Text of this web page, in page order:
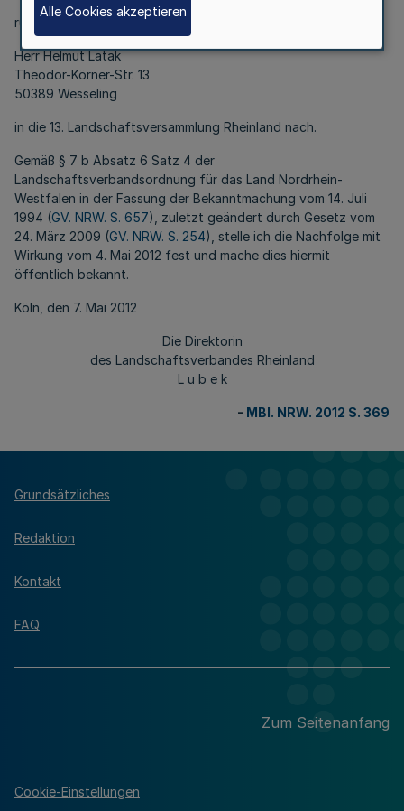
rückt als Nachfolger aus der Reserveliste der SPD
Herr Helmut Latak
Theodor-Körner-Str. 13
50389 Wesseling
in die 13. Landschaftsversammlung Rheinland nach.
Gemäß § 7 b Absatz 6 Satz 4 der
Landschaftsverbandsordnung für das Land Nordrhein-
Westfalen in der Fassung der Bekanntmachung vom 14. Juli
1994 (GV. NRW. S. 657), zuletzt geändert durch Gesetz vom
24. März 2009 (GV. NRW. S. 254), stelle ich die Nachfolge mit
Wirkung vom 4. Mai 2012 fest und mache dies hiermit
öffentlich bekannt.
Köln, den 7. Mai 2012
Die Direktorin
des Landschaftsverbandes Rheinland
L u b e k
- MBl. NRW. 2012 S. 369
Grundsätzliches
Redaktion
Kontakt
FAQ
Zum Seitenanfang
Cookie-Einstellungen
Alle Cookies akzeptieren